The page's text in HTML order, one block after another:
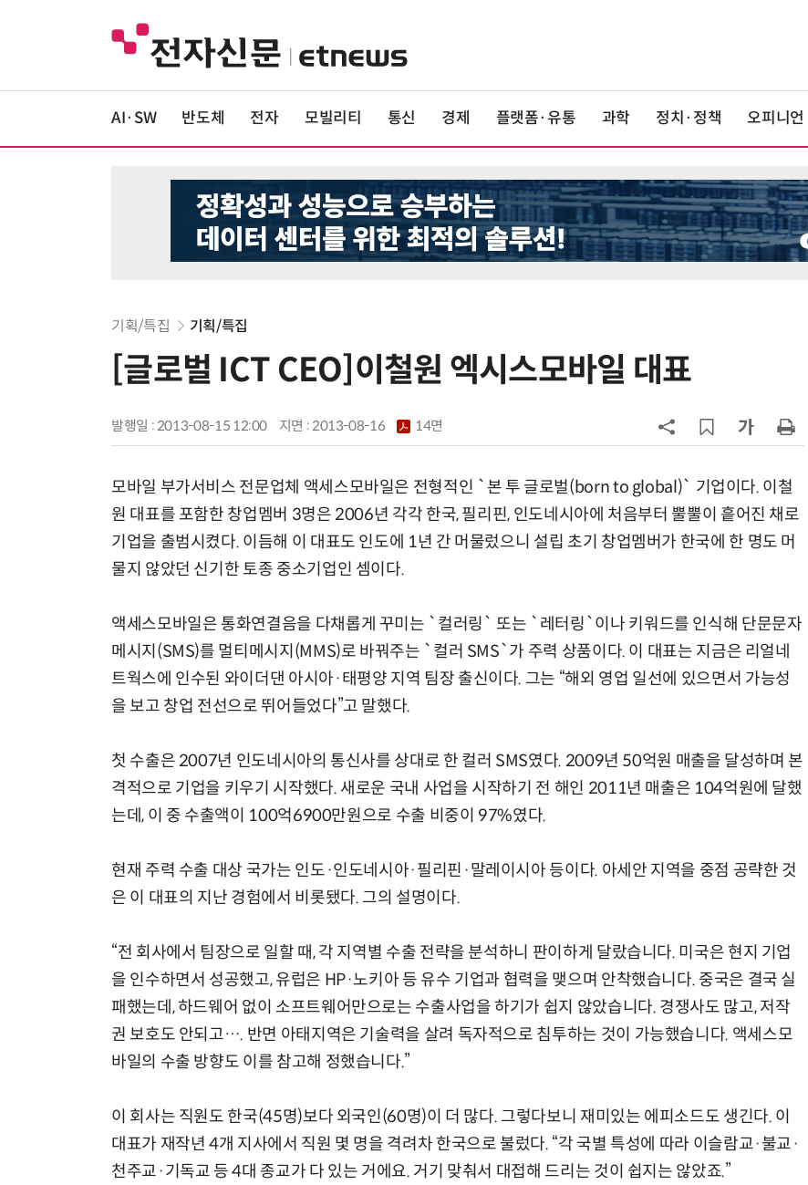
AI·SW 반도체 전자 모빌리티 통신 경제 플랫폼·유통 과학 정치·정책 오피니언
기획/특집 기획/특집
[글로벌 ICT CEO]이철원 엑시스모바일 대표
발행일 : 2013-08-15 12:00 지면 :2013-08-16 14면
모바일 부가서비스 전문업체 액세스모바일은 전형적인 `본 투 글로벌(born to global)` 기업이다. 이철
원 대표를 포함한 창업멤버 3명은 2006년 각각 한국, 필리핀, 인도네시아에 처음부터 뿔뿔이 흩어진 채로
기업을 출범시켰다. 이듬해 이 대표도 인도에 1년 간 머물렀으니 설립 초기 창업멤버가 한국에 한 명도 머
물지 않았던 신기한 토종 중소기업인 셈이다.
액세스모바일은 통화연결음을 다채롭게 꾸미는 `컬러링` 또는 `레터링`이나 키워드를 인식해 단문문자
메시지(SMS)를 멀티메시지(MMS)로 바꿔주는 `컬러 SMS`가 주력 상품이다. 이 대표는 지금은 리얼네
트웍스에 인수된 와이더댄 아시아·태평양 지역 팀장 출신이다. 그는 “해외 영업 일선에 있으면서 가능성
을 보고 창업 전선으로 뛰어들었다”고 말했다.
첫 수출은 2007년 인도네시아의 통신사를 상대로 한 컬러 SMS였다. 2009년 50억원 매출을 달성하며 본
격적으로 기업을 키우기 시작했다. 새로운 국내 사업을 시작하기 전 해인 2011년 매출은 104억원에 달했
는데, 이 중 수출액이 100억6900만원으로 수출 비중이 97%였다.
현재 주력 수출 대상 국가는 인도·인도네시아·필리핀·말레이시아 등이다. 아세안 지역을 중점 공략한 것
은 이 대표의 지난 경험에서 비롯됐다. 그의 설명이다.
“전 회사에서 팀장으로 일할 때, 각 지역별 수출 전략을 분석하니 판이하게 달랐습니다. 미국은 현지 기업
을 인수하면서 성공했고, 유럽은 HP·노키아 등 유수 기업과 협력을 맺으며 안착했습니다. 중국은 결국 실
패했는데, 하드웨어 없이 소프트웨어만으로는 수출사업을 하기가 쉽지 않았습니다. 경쟁사도 많고, 저작
권 보호도 안되고…. 반면 아태지역은 기술력을 살려 독자적으로 침투하는 것이 가능했습니다. 액세스모
바일의 수출 방향도 이를 참고해 정했습니다.”
이 회사는 직원도 한국(45명)보다 외국인(60명)이 더 많다. 그렇다보니 재미있는 에피소드도 생긴다. 이
대표가 재작년 4개 지사에서 직원 몇 명을 격려차 한국으로 불렀다. “각 국별 특성에 따라 이슬람교·불교·
천주교·기독교 등 4대 종교가 다 있는 거에요. 거기 맞춰서 대접해 드리는 것이 쉽지는 않았죠.”
6
5대 은행 회수불능 '추정손실' 1조
호남권 반도체 유례없는 '속도전'…
'2030년 6월 양산' 목표
8
단독 관세청 새 통관플랫폼서 쿠팡
'로켓직구' 배제 위기…서비스 차질
빚나
10 檢, LG화학·한화솔루션 등 7개사 압
수수색…담합 의혹